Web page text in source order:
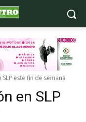
SLP este fin de semana
en SLP